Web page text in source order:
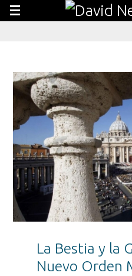
La Bestia y la
Nuevo Orden